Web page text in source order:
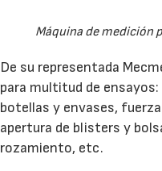
Máquina de medición
De su representada
para multitud de
botellas y envases,
apertura de blisters y
rozamiento, etc.